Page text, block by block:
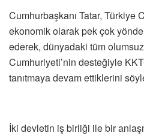
Cumhurbaşkanı Tatar, Türkiye
ekonomik olarak pek çok
ederek, dünyadaki tüm
Cumhuriyeti’nin desteğiyle
tanıtmaya devam ettiklerini
İki devletin iş birliği ile bir